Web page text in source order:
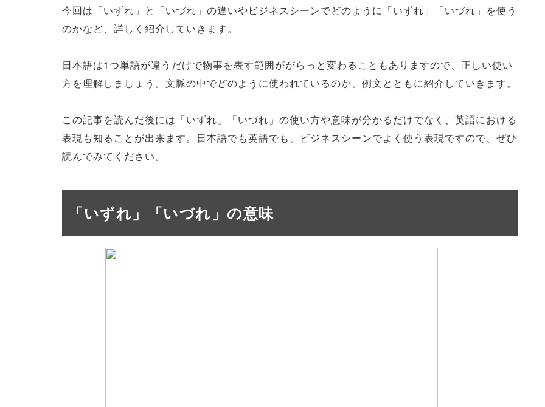
今回は「いずれ」と「いづれ」の違いやビジネスシーンでどのように「いずれ」「いづれ」を使う
のかなど、詳しく紹介していきます。
日本語は1つ単語が違うだけで物事を表す範囲ががらっと変わることもありますので、正しい使い
方を理解しましょう。文脈の中でどのように使われているのか、例文とともに紹介していきます。
この記事を読んだ後には「いずれ」「いづれ」の使い方や意味が分かるだけでなく、英語における
表現も知ることが出来ます。日本語でも英語でも、ビジネスシーンでよく使う表現ですので、ぜひ
読んでみてください。
「いずれ」「いづれ」の意味